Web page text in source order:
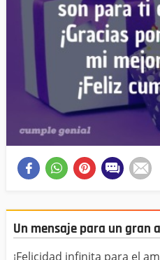
Un mensaje para un gran
¡Felicidad infinita para el